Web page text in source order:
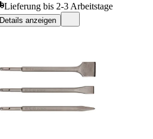
Lieferung bis 2-3 Arbeitstage
Details anzeigen